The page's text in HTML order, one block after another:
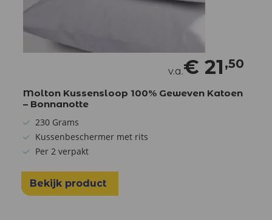
v.a.€ 21 ,50
Molton Kussensloop 100% Geweven Katoen
– Bonnanotte
230 Grams
Kussenbeschermer met rits
Per 2 verpakt
Bekijk product